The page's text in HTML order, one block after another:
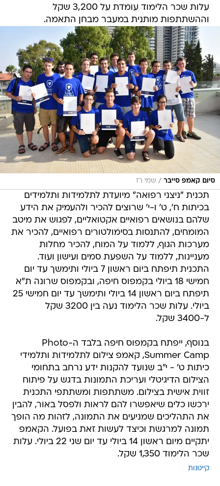
עלות שכר הלימוד עומדת על 3,200 שקל
וההשתתפות מותנית במעבר מבחן התאמה.
סיום קאמפ סייבר / שמי רז
תכנית "ניצני רפואה" מיועדת לתלמידות ותלמידים
בכיתות ח', ט' ו-י' שרוצים להכיר ולהעמיק את הידע
שלהם בנושאים רפואיים אקטואליים, לפגוש את מיטב
המומחים, להתנסות בסימולטורים רפואיים, להכיר את
מערכות הגוף, ללמוד על המוח, להכיר מחלות
מעניינות, ללמוד על השפעת סמים ועישון ועוד.
התכנית תיפתח ביום ראשון 7 ביולי ותימשך עד יום
חמישי 18 ביולי בקמפוס חיפה, ובקמפוס שרונה ת"א
תיפתח ביום ראשון 14 ביולי ותימשך עד יום חמישי 25
ביולי. עלות שכר הלימוד נעה בין 3200 שקל
ל-3400 שקל.
בנוסף, ייפתח בקמפוס חיפה בלבד ה-Photo
Summer Camp, קאמפ צילום לתלמידות ותלמידי
כיתות ט' - י"ב שנועד להקנות ידע נרחב בתחומי
הצילום הדיגיטלי ועריכת התמונות בדגש על פיתוח
זווית אישית בצילום. משתתפות ומשתתפי התכנית
ירכשו כלים שיאפשרו להם לראות ולפסל באור, להבין
את התהליכים שמניעים את התמונה, לזהות מה הופך
תמונה למרגשת וכיצד לעשות זאת בפועל. הקאמפ
יתקיים מיום ראשון 14 ביולי עד יום שני 22 ביולי. עלות
שכר הלימוד 1,350 שקל.
קייטנות